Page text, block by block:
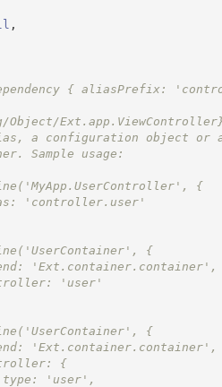
,
{ aliasPrefix:
object or an
usage:
{
'controller.user'
{
'Ext.container.container',
'user'
{
'Ext.container.container',
{
'user',